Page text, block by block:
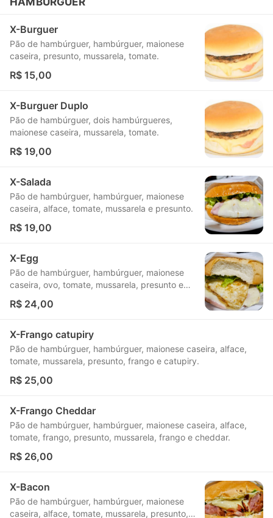
X-Burguer
Pão de hambúrguer, hambúrguer, maionese
caseira, presunto, mussarela, tomate.
R$ 15,00
X-Burguer Duplo
Pão de hambúrguer, dois hambúrgueres,
maionese caseira, mussarela, tomate.
R$ 19,00
X-Salada
Pão de hambúrguer, hambúrguer, maionese
caseira, alface, tomate, mussarela e presunto.
R$ 19,00
X-Egg
Pão de hambúrguer, hambúrguer, maionese
caseira, ovo, tomate, mussarela, presunto e
R$ 24,00
X-Frango catupiry
Pão de hambúrguer, hambúrguer, maionese caseira, alface,
tomate, mussarela, presunto, frango e catupiry.
R$ 25,00
X-Frango Cheddar
Pão de hambúrguer, hambúrguer, maionese caseira, alface,
tomate, frango, presunto, mussarela, frango e cheddar.
R$ 26,00
X-Bacon
Pão de hambúrguer, hambúrguer, maionese
caseira, alface, tomate, mussarela, presunto,